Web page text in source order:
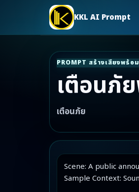
KKL AI Prompt
PROMPT สร้างเสียงพร้อ
เตือนภั
เตือนภัย
Scene: A public
Sample Context: